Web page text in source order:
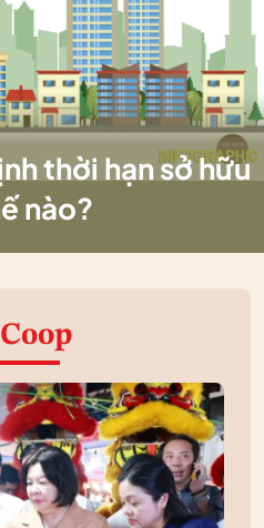
thời hạn sở hữu
nào?